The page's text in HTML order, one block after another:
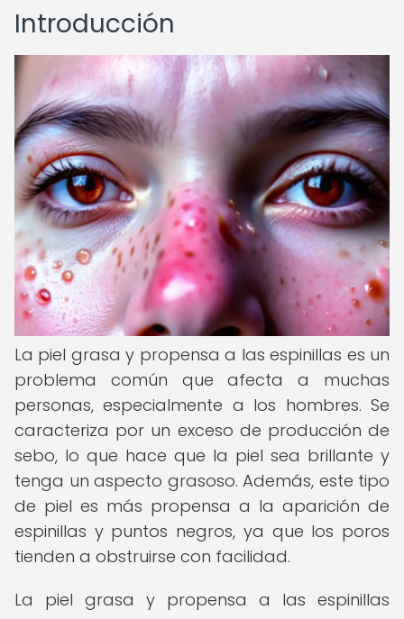
Introducción
La piel grasa y propensa a las espinillas es un
problema común que afecta a muchas
personas, especialmente a los hombres. Se
caracteriza por un exceso de producción de
sebo, lo que hace que la piel sea brillante y
tenga un aspecto grasoso. Además, este tipo
de piel es más propensa a la aparición de
espinillas y puntos negros, ya que los poros
tienden a obstruirse con facilidad.
La piel grasa y propensa a las espinillas